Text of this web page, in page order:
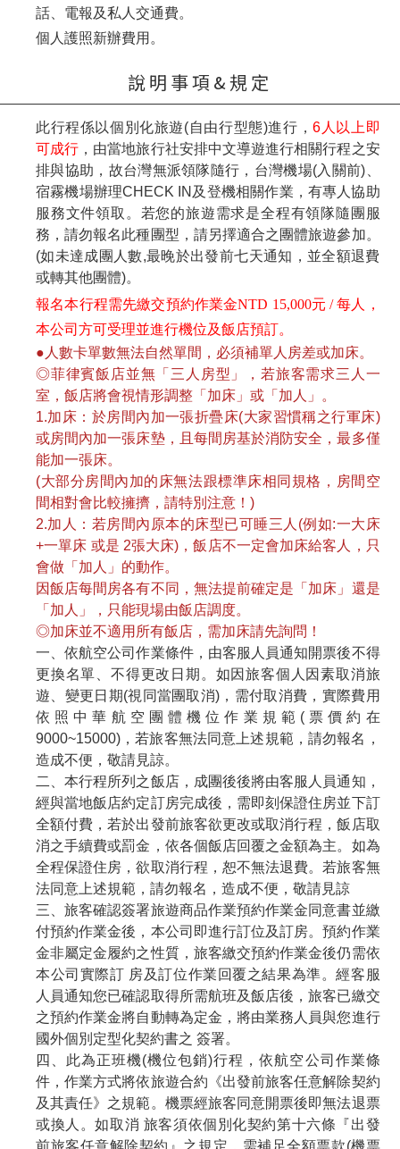
話、電報及私人交通費。
個人護照新辦費用。
說明事項&規定
此行程係以個別化旅遊(自由行型態)進行，6人以上即
可成行 ，由當地旅行社安排中文導遊進行相關行程之安
排與協助，故台灣無派領隊隨行，台灣機場(入關前)、
宿霧機場辦理CHECK IN及登機相關作業，有專人協助
服務文件領取。若您的旅遊需求是全程有領隊隨團服
務，請勿報名此種團型，請另擇適合之團體旅遊參加。
(如未達成團人數,最晚於出發前七天通知，並全額退費
或轉其他團體)。
報名本行程需先繳交預約作業金NTD 15,000元 / 每人，
本公司方可受理並進行機位及飯店預訂。
●人數卡單數無法自然單間，必須補單人房差或加床。
◎菲律賓飯店並無「三人房型」，若旅客需求三人一
室，飯店將會視情形調整「加床」或「加人」。
1.加床：於房間內加一張折疊床(大家習慣稱之行軍床)
或房間內加一張床墊，且每間房基於消防安全，最多僅
能加一張床。
(大部分房間內加的床無法跟標準床相同規格，房間空
間相對會比較擁擠，請特別注意！)
2.加人：若房間內原本的床型已可睡三人(例如:一大床
+一單床 或是 2張大床)，飯店不一定會加床給客人，只
會做「加人」的動作。
因飯店每間房各有不同，無法提前確定是「加床」還是
「加人」，只能現場由飯店調度。
◎加床並不適用所有飯店，需加床請先詢問！
一、依航空公司作業條件，由客服人員通知開票後不得
更換名單、不得更改日期。如因旅客個人因素取消旅
遊、變更日期(視同當團取消)，需付取消費，實際費用
依照中華航空團體機位作業規範(票價約在
9000~15000)，若旅客無法同意上述規範，請勿報名，
造成不便，敬請見諒。
二、本行程所列之飯店，成團後後將由客服人員通知，
經與當地飯店約定訂房完成後，需即刻保證住房並下訂
全額付費，若於出發前旅客欲更改或取消行程，飯店取
消之手續費或罰金，依各個飯店回覆之金額為主。如為
全程保證住房，欲取消行程，恕不無法退費。若旅客無
法同意上述規範，請勿報名，造成不便，敬請見諒
三、旅客確認簽署旅遊商品作業預約作業金同意書並繳
付預約作業金後，本公司即進行訂位及訂房。預約作業
金非屬定金履約之性質，旅客繳交預約作業金後仍需依
本公司實際訂 房及訂位作業回覆之結果為準。經客服
人員通知您已確認取得所需航班及飯店後，旅客已繳交
之預約作業金將自動轉為定金，將由業務人員與您進行
國外個別定型化契約書之 簽署。
四、此為正班機(機位包銷)行程，依航空公司作業條
件，作業方式將依旅遊合約《出發前旅客任意解除契約
及其責任》之規範。機票經旅客同意開票後即無法退票
或換人。如取消 旅客須依個別化契約第十六條『出發
前旅客任意解除契約』之規定，需補足全額票款(機票